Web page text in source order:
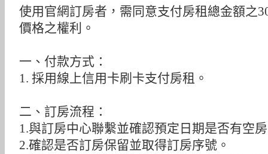
使用官網訂房者，需同意支付房租總金額之
價格之權利。
一、付款方式：
1. 採用線上信用卡刷卡支付房租。
二、訂房流程：
1.與訂房中心聯繫並確認預定日期是否有空
2.確認是否訂房保留並取得訂房序號。